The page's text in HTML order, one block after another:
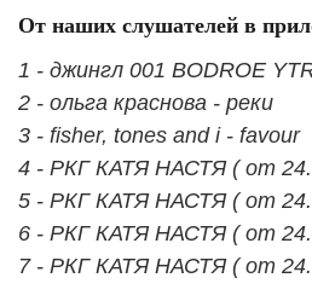
От наших слушателей в
1 - джингл 001 BODROE
2 - ольга краснова - реки
3 - fisher, tones and i - favour
4 - РКГ КАТЯ НАСТЯ ( от
5 - РКГ КАТЯ НАСТЯ ( от
6 - РКГ КАТЯ НАСТЯ ( от
7 - РКГ КАТЯ НАСТЯ ( от